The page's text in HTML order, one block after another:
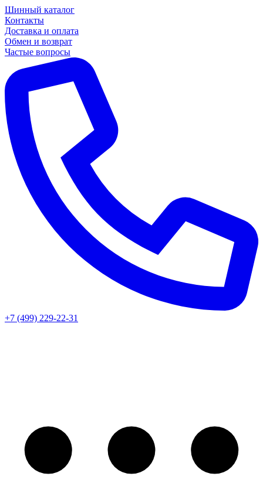
Шинный каталог
Контакты
Доставка и оплата
Обмен и возврат
Частые вопросы
+7 (499) 229-22-31